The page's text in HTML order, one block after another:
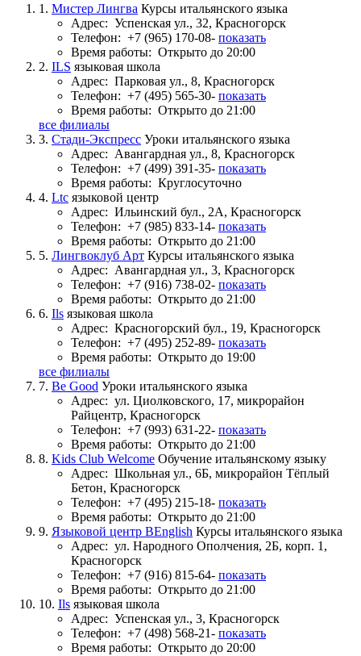
1. Мистер Лингва Курсы итальянского языка
Адрес: Успенская ул., 32, Красногорск
Телефон: +7 (965) 170-08- показать
Время работы: Открыто до 20:00
2. ILS языковая школа
Адрес: Парковая ул., 8, Красногорск
Телефон: +7 (495) 565-30- показать
Время работы: Открыто до 21:00
все филиалы
3. Стади-Экспресс Уроки итальянского языка
Адрес: Авангардная ул., 8, Красногорск
Телефон: +7 (499) 391-35- показать
Время работы: Круглосуточно
4. Ltc языковой центр
Адрес: Ильинский бул., 2А, Красногорск
Телефон: +7 (985) 833-14- показать
Время работы: Открыто до 21:00
5. Лингвоклуб Арт Курсы итальянского языка
Адрес: Авангардная ул., 3, Красногорск
Телефон: +7 (916) 738-02- показать
Время работы: Открыто до 21:00
6. Ils языковая школа
Адрес: Красногорский бул., 19, Красногорск
Телефон: +7 (495) 252-89- показать
Время работы: Открыто до 19:00
все филиалы
7. Be Good Уроки итальянского языка
Адрес: ул. Циолковского, 17, микрорайон
Райцентр, Красногорск
Телефон: +7 (993) 631-22- показать
Время работы: Открыто до 21:00
8. Kids Club Welcome Обучение итальянскому языку
Адрес: Школьная ул., 6Б, микрорайон Тёплый
Бетон, Красногорск
Телефон: +7 (495) 215-18- показать
Время работы: Открыто до 21:00
9. Языковой центр BEnglish Курсы итальянского языка
Адрес: ул. Народного Ополчения, 2Б, корп. 1,
Красногорск
Телефон: +7 (916) 815-64- показать
Время работы: Открыто до 21:00
10. Ils языковая школа
Адрес: Успенская ул., 3, Красногорск
Телефон: +7 (498) 568-21- показать
Время работы: Открыто до 20:00